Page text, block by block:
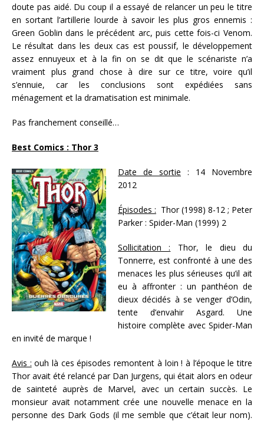
doute pas aidé. Du coup il a essayé de relancer un peu le titre
en sortant l’artillerie lourde à savoir les plus gros ennemis :
Green Goblin dans le précédent arc, puis cette fois-ci Venom.
Le résultat dans les deux cas est poussif, le développement
assez ennuyeux et à la fin on se dit que le scénariste n’a
vraiment plus grand chose à dire sur ce titre, voire qu’il
s’ennuie, car les conclusions sont expédiées sans
ménagement et la dramatisation est minimale.
Pas franchement conseillé…
Best Comics : Thor 3
Date de sortie : 14 Novembre
2012
Épisodes : Thor (1998) 8-12 ; Peter
Parker : Spider-Man (1999) 2
Sollicitation : Thor, le dieu du
Tonnerre, est confronté à une des
menaces les plus sérieuses qu’il ait
eu à affronter : un panthéon de
dieux décidés à se venger d’Odin,
tente d’envahir Asgard. Une
histoire complète avec Spider-Man
en invité de marque !
Avis : ouh là ces épisodes remontent à loin ! à l’époque le titre
Thor avait été relancé par Dan Jurgens, qui était alors en odeur
de sainteté auprès de Marvel, avec un certain succès. Le
monsieur avait notamment crée une nouvelle menace en la
personne des Dark Gods (il me semble que c’était leur nom).